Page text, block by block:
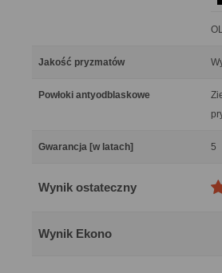
Jakość pryzmatów
Powłoki antyodblaskowe
Gwarancja [w latach] 5
Wynik ostateczny
Wynik Ekono